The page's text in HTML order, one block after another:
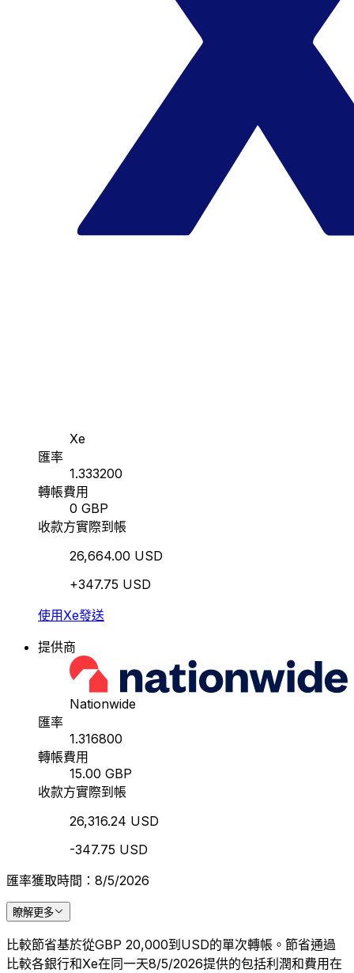
Xe
匯率
1.333200
轉帳費用
0 GBP
收款方實際到帳
26,664.00 USD
+347.75 USD
使用Xe發送
提供商
Nationwide
匯率
1.316800
轉帳費用
15.00 GBP
收款方實際到帳
26,316.24 USD
-347.75 USD
匯率獲取時間：8/5/2026
瞭解更多
比較節省基於從GBP 20,000到USD的單次轉帳。節省通過
比較各銀行和Xe在同一天8/5/2026提供的包括利潤和費用在